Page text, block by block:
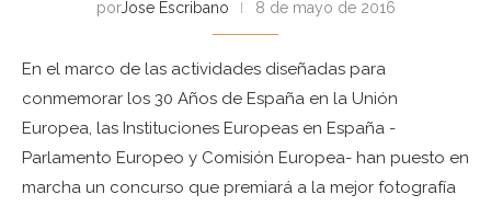
porJose Escribano 8 de mayo de 2016
En el marco de las actividades diseñadas para
conmemorar los 30 Años de España en la Unión
Europea, las Instituciones Europeas en España -
Parlamento Europeo y Comisión Europea- han puesto en
marcha un concurso que premiará a la mejor fotografía